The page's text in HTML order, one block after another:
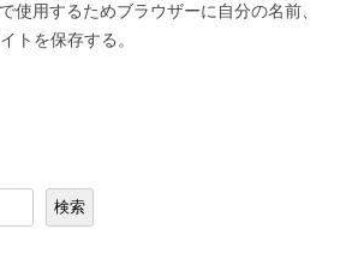
使用するためブラウザーに自分の名前、
トを保存する。
検索